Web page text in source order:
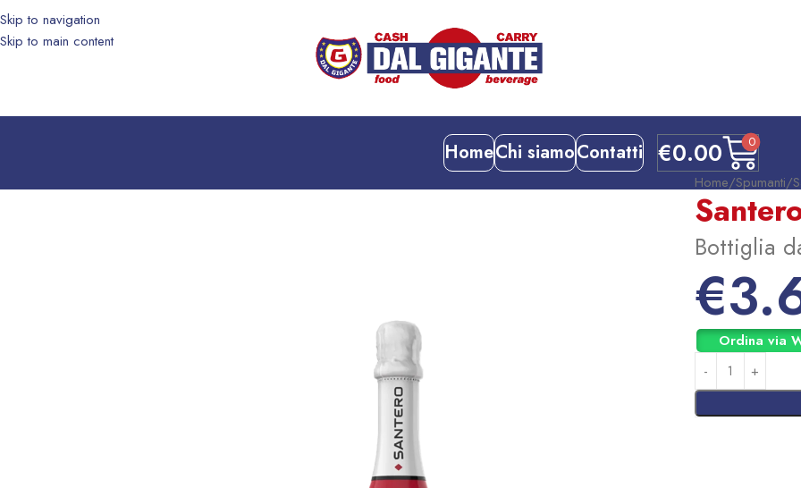
Skip to navigation
Skip to main content
€0.00 0
HomeChi siamoContatti
Home Spumanti
Bottiglia
€
Ordina via